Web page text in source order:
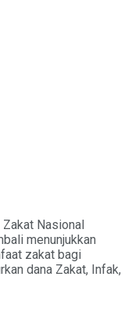
Nasional
menunjukkan
zakat bagi
dana Zakat, Infak,